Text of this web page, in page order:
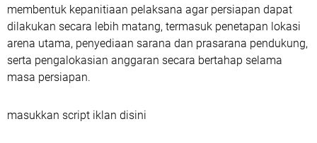
membentuk kepanitiaan pelaksana agar persiapan dapat
dilakukan secara lebih matang, termasuk penetapan lokasi
arena utama, penyediaan sarana dan prasarana pendukung,
serta pengalokasian anggaran secara bertahap selama
masa persiapan.
masukkan script iklan disini